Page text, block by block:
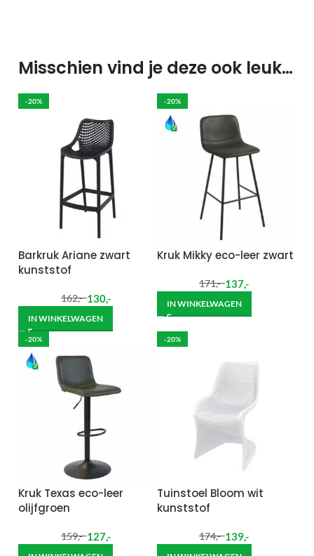
Misschien vind je deze ook leuk…
-20%
Barkruk Ariane zwart
kunststof
162,- 130,-
IN WINKELWAGEN
-20%
Kruk Mikky eco-leer zwart
171,- 137,-
IN WINKELWAGEN
-20%
Kruk Texas eco-leer
olijfgroen
159,- 127,-
-20%
Tuinstoel Bloom wit
kunststof
174,- 139,-